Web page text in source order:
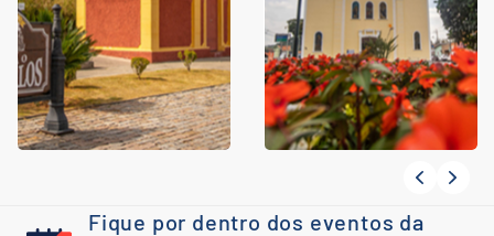
Fique por dentro dos eventos da